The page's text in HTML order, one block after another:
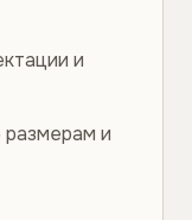
и
размерам и